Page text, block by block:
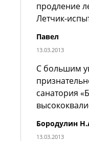
продление
Летчик-
Павел
13.03.2013
С большим
санатория
Бородулин
13.03.2013